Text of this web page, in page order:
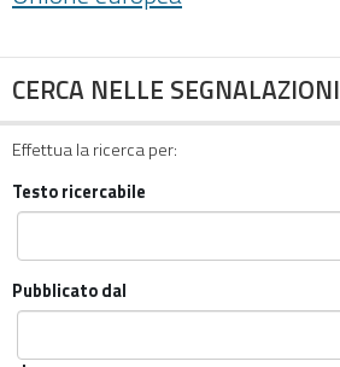
CERCA NELLE SEGNALAZIONI
Effettua la ricerca per:
Testo ricercabile
Pubblicato dal